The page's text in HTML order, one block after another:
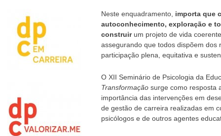
Neste enquadramento, importa que
autoconhecimento, exploração e
construirum projeto de vida
assegurando que todos dispõem
participação plena, equitativa e
O XII Seminário de Psicologia da
Transformação surge como resposta
importância das intervenções em
de gestão de carreira realizadas em
psicólogos e de outros agentes